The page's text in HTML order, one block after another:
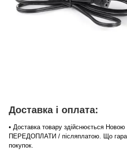
Доставка і оплата:
• Доставка товару здійснюється
ПЕРЕДОПЛАТИ / післяплатою. Що
покупок.